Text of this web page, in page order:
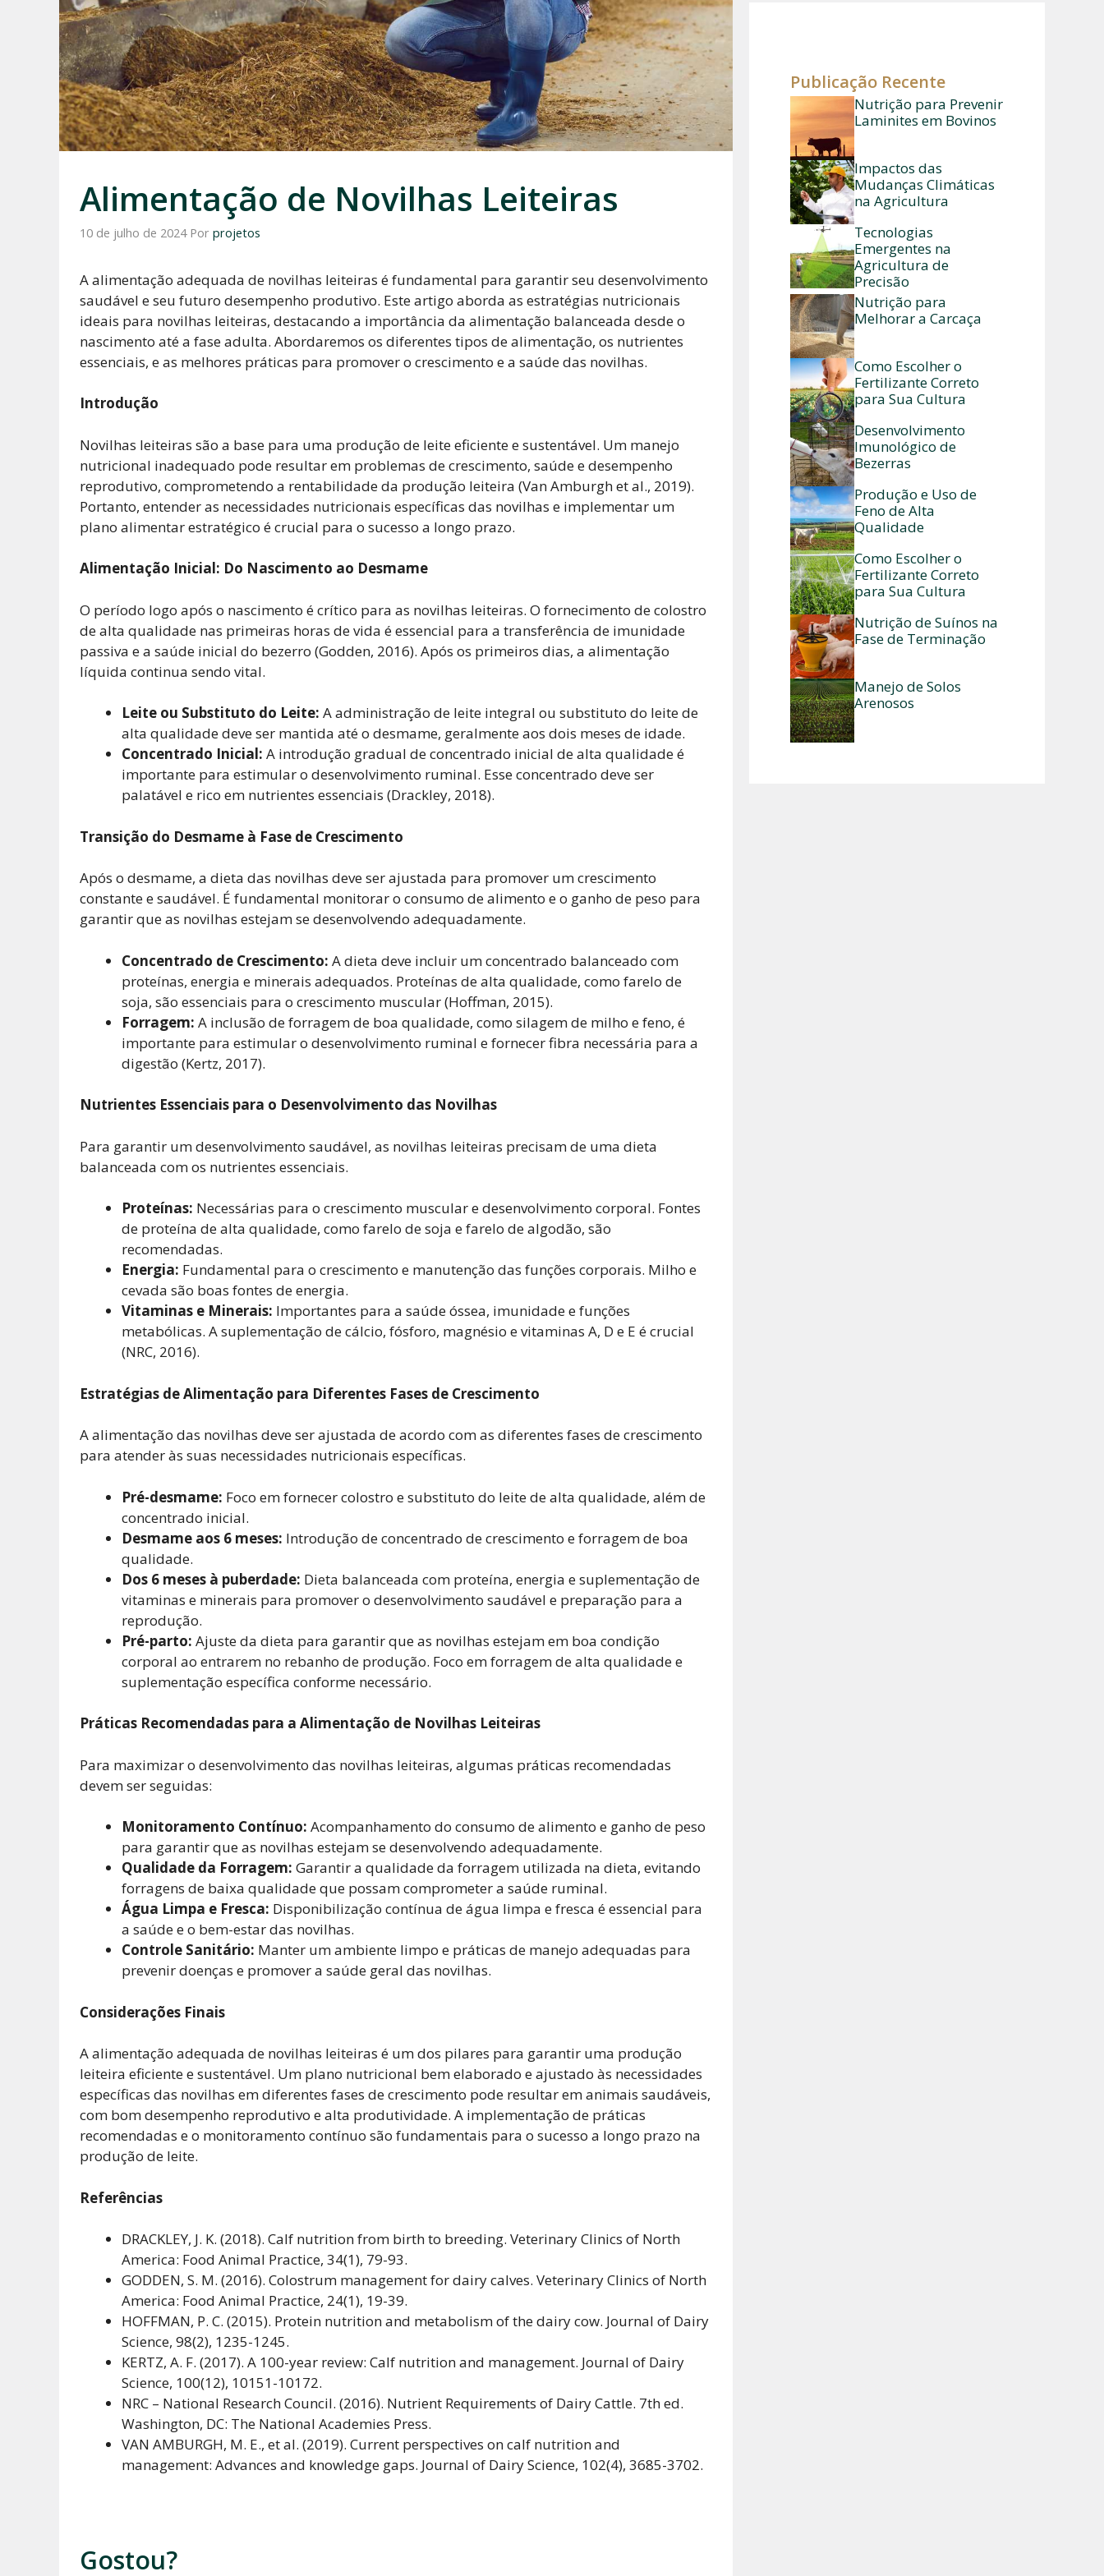
Alimentação de Novilhas Leiteiras
10 de julho de 2024 Por projetos
A alimentação adequada de novilhas leiteiras é fundamental para garantir seu desenvolvimento
saudável e seu futuro desempenho produtivo. Este artigo aborda as estratégias nutricionais
ideais para novilhas leiteiras, destacando a importância da alimentação balanceada desde o
nascimento até a fase adulta. Abordaremos os diferentes tipos de alimentação, os nutrientes
essenciais, e as melhores práticas para promover o crescimento e a saúde das novilhas.
Introdução
Novilhas leiteiras são a base para uma produção de leite eficiente e sustentável. Um manejo
nutricional inadequado pode resultar em problemas de crescimento, saúde e desempenho
reprodutivo, comprometendo a rentabilidade da produção leiteira (Van Amburgh et al., 2019).
Portanto, entender as necessidades nutricionais específicas das novilhas e implementar um
plano alimentar estratégico é crucial para o sucesso a longo prazo.
Alimentação Inicial: Do Nascimento ao Desmame
O período logo após o nascimento é crítico para as novilhas leiteiras. O fornecimento de colostro
de alta qualidade nas primeiras horas de vida é essencial para a transferência de imunidade
passiva e a saúde inicial do bezerro (Godden, 2016). Após os primeiros dias, a alimentação
líquida continua sendo vital.
Leite ou Substituto do Leite: A administração de leite integral ou substituto do leite de
alta qualidade deve ser mantida até o desmame, geralmente aos dois meses de idade.
Concentrado Inicial: A introdução gradual de concentrado inicial de alta qualidade é
importante para estimular o desenvolvimento ruminal. Esse concentrado deve ser
palatável e rico em nutrientes essenciais (Drackley, 2018).
Transição do Desmame à Fase de Crescimento
Após o desmame, a dieta das novilhas deve ser ajustada para promover um crescimento
constante e saudável. É fundamental monitorar o consumo de alimento e o ganho de peso para
garantir que as novilhas estejam se desenvolvendo adequadamente.
Concentrado de Crescimento: A dieta deve incluir um concentrado balanceado com
proteínas, energia e minerais adequados. Proteínas de alta qualidade, como farelo de
soja, são essenciais para o crescimento muscular (Hoffman, 2015).
Forragem: A inclusão de forragem de boa qualidade, como silagem de milho e feno, é
importante para estimular o desenvolvimento ruminal e fornecer fibra necessária para a
digestão (Kertz, 2017).
Nutrientes Essenciais para o Desenvolvimento das Novilhas
Para garantir um desenvolvimento saudável, as novilhas leiteiras precisam de uma dieta
balanceada com os nutrientes essenciais.
Proteínas: Necessárias para o crescimento muscular e desenvolvimento corporal. Fontes
de proteína de alta qualidade, como farelo de soja e farelo de algodão, são
recomendadas.
Energia: Fundamental para o crescimento e manutenção das funções corporais. Milho e
cevada são boas fontes de energia.
Vitaminas e Minerais: Importantes para a saúde óssea, imunidade e funções
metabólicas. A suplementação de cálcio, fósforo, magnésio e vitaminas A, D e E é crucial
(NRC, 2016).
Estratégias de Alimentação para Diferentes Fases de Crescimento
A alimentação das novilhas deve ser ajustada de acordo com as diferentes fases de crescimento
para atender às suas necessidades nutricionais específicas.
Pré-desmame: Foco em fornecer colostro e substituto do leite de alta qualidade, além de
concentrado inicial.
Desmame aos 6 meses: Introdução de concentrado de crescimento e forragem de boa
qualidade.
Dos 6 meses à puberdade: Dieta balanceada com proteína, energia e suplementação de
vitaminas e minerais para promover o desenvolvimento saudável e preparação para a
reprodução.
Pré-parto: Ajuste da dieta para garantir que as novilhas estejam em boa condição
corporal ao entrarem no rebanho de produção. Foco em forragem de alta qualidade e
suplementação específica conforme necessário.
Práticas Recomendadas para a Alimentação de Novilhas Leiteiras
Para maximizar o desenvolvimento das novilhas leiteiras, algumas práticas recomendadas
devem ser seguidas:
Monitoramento Contínuo: Acompanhamento do consumo de alimento e ganho de peso
para garantir que as novilhas estejam se desenvolvendo adequadamente.
Qualidade da Forragem: Garantir a qualidade da forragem utilizada na dieta, evitando
forragens de baixa qualidade que possam comprometer a saúde ruminal.
Água Limpa e Fresca: Disponibilização contínua de água limpa e fresca é essencial para
a saúde e o bem-estar das novilhas.
Controle Sanitário: Manter um ambiente limpo e práticas de manejo adequadas para
prevenir doenças e promover a saúde geral das novilhas.
Considerações Finais
A alimentação adequada de novilhas leiteiras é um dos pilares para garantir uma produção
leiteira eficiente e sustentável. Um plano nutricional bem elaborado e ajustado às necessidades
específicas das novilhas em diferentes fases de crescimento pode resultar em animais saudáveis,
com bom desempenho reprodutivo e alta produtividade. A implementação de práticas
recomendadas e o monitoramento contínuo são fundamentais para o sucesso a longo prazo na
produção de leite.
Referências
DRACKLEY, J. K. (2018). Calf nutrition from birth to breeding. Veterinary Clinics of North
America: Food Animal Practice, 34(1), 79-93.
GODDEN, S. M. (2016). Colostrum management for dairy calves. Veterinary Clinics of North
America: Food Animal Practice, 24(1), 19-39.
HOFFMAN, P. C. (2015). Protein nutrition and metabolism of the dairy cow. Journal of Dairy
Science, 98(2), 1235-1245.
KERTZ, A. F. (2017). A 100-year review: Calf nutrition and management. Journal of Dairy
Science, 100(12), 10151-10172.
NRC – National Research Council. (2016). Nutrient Requirements of Dairy Cattle. 7th ed.
Washington, DC: The National Academies Press.
VAN AMBURGH, M. E., et al. (2019). Current perspectives on calf nutrition and
management: Advances and knowledge gaps. Journal of Dairy Science, 102(4), 3685-3702.
Gostou?
Publicação Recente
Nutrição para Prevenir
Laminites em Bovinos
Impactos das
Mudanças Climáticas
na Agricultura
Tecnologias
Emergentes na
Agricultura de
Precisão
Nutrição para
Melhorar a Carcaça
Como Escolher o
Fertilizante Correto
para Sua Cultura
Desenvolvimento
Imunológico de
Bezerras
Produção e Uso de
Feno de Alta
Qualidade
Como Escolher o
Fertilizante Correto
para Sua Cultura
Nutrição de Suínos na
Fase de Terminação
Manejo de Solos
Arenosos